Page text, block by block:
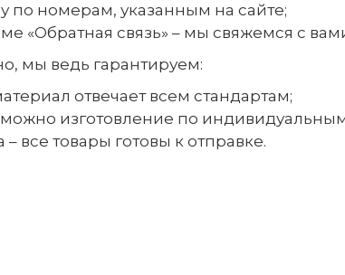
по номерам, указанным на сайте;
«Обратная связь» – мы свяжемся с
мы ведь гарантируем:
отвечает всем стандартам;
изготовление по
все товары готовы к отправке.